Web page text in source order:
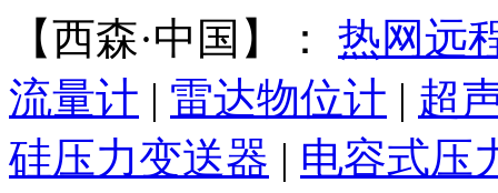
【西森·中国】： 热网远
流量计 | 雷达物位计 | 超
硅压力变送器 | 电容式压